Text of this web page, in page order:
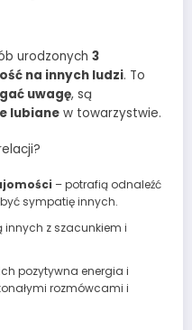
urodzonych 3
na innych ludzi. To
uwagę, są
lubiane w towarzystwie.
– potrafią odnaleźć
sympatię innych.
z szacunkiem i
pozytywna energia i
rozmówcami i